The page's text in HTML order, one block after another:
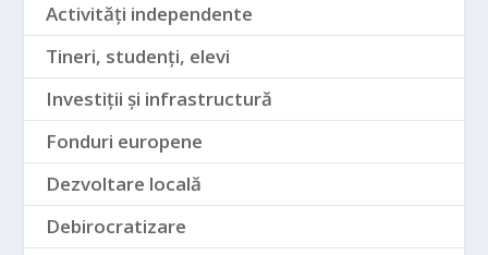
Activități independente
Tineri, studenți, elevi
Investiții și infrastructură
Fonduri europene
Dezvoltare locală
Debirocratizare